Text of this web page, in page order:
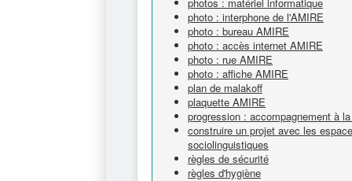
photo : interphone de l'AMIRE
photo : bureau AMIRE
photo : accès internet AMIRE
photo : rue AMIRE
photo : affiche AMIRE
plan de malakoff
plaquette AMIRE
progression : accompagnement à
construire un projet avec les
sociolinguistiques
règles de sécurité
règles d'hygiène